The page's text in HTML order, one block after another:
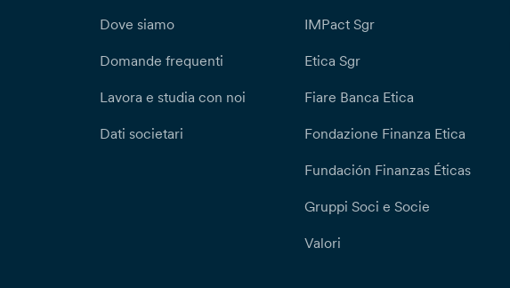
Dove siamo
Domande frequenti
Lavora e studia con noi
Dati societari
IMPact Sgr
Etica Sgr
Fiare Banca Etica
Fondazione Finanza Etica
Fundación Finanzas Éticas
Gruppi Soci e Socie
Valori